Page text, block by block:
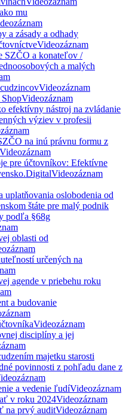
mu
a zásady a odhady
Videozáznam
SZČO a konateľov /
a malých
Videozáznam
Videozáznam
efektívny nástroj na zvládanie
výziev v profesii
na inú právnu formu z
Videozáznam
pre účtovníkov: Efektívne
Videozáznam
uplatňovania oslobodenia od
štáte pre malý podnik
podľa §68g
oblasti od
určených na
agende v priebehu roku
a budovanie
Videozáznam
disciplíny a jej
majetku starosti
povinnosti z pohľadu dane z
a vedenie ľudíVideozáznam
v roku 2024Videozáznam
na prvý auditVideozáznam